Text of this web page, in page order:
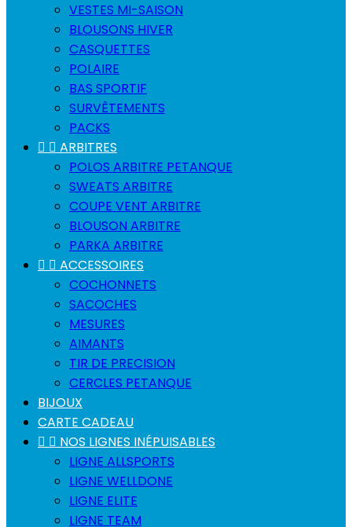
VESTES MI-SAISON
BLOUSONS HIVER
CASQUETTES
POLAIRE
BAS SPORTIF
SURVÊTEMENTS
PACKS
  ARBITRES
POLOS ARBITRE PETANQUE
SWEATS ARBITRE
COUPE VENT ARBITRE
BLOUSON ARBITRE
PARKA ARBITRE
  ACCESSOIRES
COCHONNETS
SACOCHES
MESURES
AIMANTS
TIR DE PRECISION
CERCLES PETANQUE
BIJOUX
CARTE CADEAU
  NOS LIGNES INÉPUISABLES
LIGNE ALLSPORTS
LIGNE WELLDONE
LIGNE ELITE
LIGNE TEAM